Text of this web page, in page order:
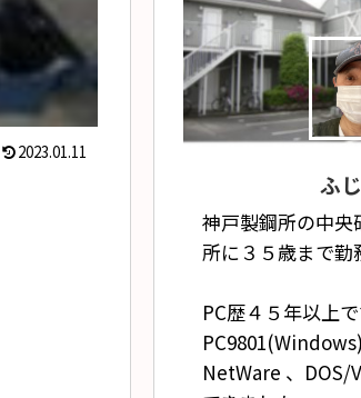
2023.01.11
ふ
神戸製鋼所の中央
所に３５歳まで勤
PC歴４５年以上で
NetWare 、DOS/